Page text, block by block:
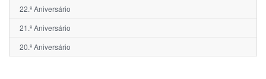
22.º Aniversário
21.º Aniversário
20.º Aniversário